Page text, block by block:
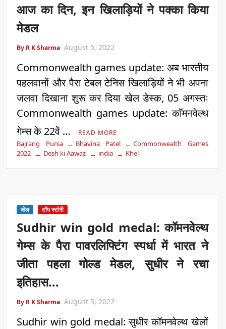
आज का दिन, इन खिलाड़ियों ने पक्का किया
मेडल
By R K Sharma August 5, 2022
Commonwealth games update: अब भारतीय
पहलवानों और पैरा टेबल टेनिस खिलाड़ियों ने भी अपना
जलवा दिखाना शुरू कर दिया खेल डेस्क, 05 अगस्तः
Commonwealth games update: कॉमनवेल्थ
गेम्स के 22वें …
READ MORE
Bajrang Punia Bhavina Patel
Commonwealth Games
2022
Desh ki Aawaz india Khel
खेल टॉप स्टोरी
Sudhir win gold medal: कॉमनवेल्थ
गेम्स के पैरा पावरलिफ्टिंग स्पर्धा में भारत ने
जीता पहला गोल्ड मेडल, सुधीर ने रचा
इतिहास…
By R K Sharma August 5, 2022
Sudhir win gold medal: सुधीर कॉमनवेल्थ खेलों